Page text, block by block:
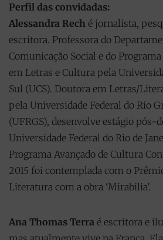
Perfil das convidadas:
Alessandra Rech é jornalista,
escritora. Professora do
Comunicação Social e do
em Letras e Cultura pela
Sul (UCS). Doutora em Letras/
pela Universidade Federal do Rio
(UFRGS), desenvolve estágio pós-
Universidade Federal do Rio de
Programa Avançado de Cultura
2015 foi contemplada com o
Literatura com a obra ‘Mirabilia’.
Ana Thomas Terra é escritora e